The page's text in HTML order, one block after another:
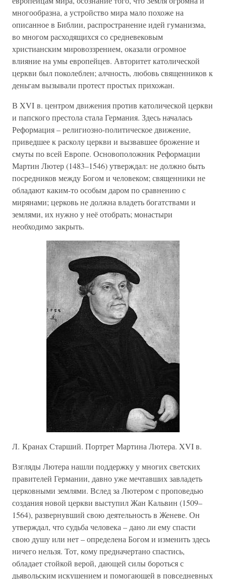
многообразна, а устройство мира мало похоже на
описанное в Библии, распространение идей гуманизма,
во многом расходящихся со средневековым
христианским мировоззрением, оказали огромное
влияние на умы европейцев. Авторитет католической
церкви был поколеблен; алчность, любовь священников к
деньгам вызывали протест простых прихожан.
В XVI в. центром движения против католической церкви
и папского престола стала Германия. Здесь началась
Реформация – религиозно-политическое движение,
приведшее к расколу церкви и вызвавшее брожение и
смуты по всей Европе. Основоположник Реформации
Мартин Лютер (1483–1546) утверждал: не должно быть
посредников между Богом и человеком; священники не
обладают каким-то особым даром по сравнению с
мирянами; церковь не должна владеть богатствами и
землями, их нужно у неё отобрать; монастыри
необходимо закрыть.
Л. Кранах Старший. Портрет Мартина Лютера. XVI в.
Взгляды Лютера нашли поддержку у многих светских
правителей Германии, давно уже мечтавших завладеть
церковными землями. Вслед за Лютером с проповедью
создания новой церкви выступил Жан Кальвин (1509–
1564), развернувший свою деятельность в Женеве. Он
утверждал, что судьба человека – дано ли ему спасти
свою душу или нет – определена Богом и изменить здесь
ничего нельзя. Тот, кому предначертано спастись,
обладает стойкой верой, дающей силы бороться с
дьявольским искушением и помогающей в повседневных